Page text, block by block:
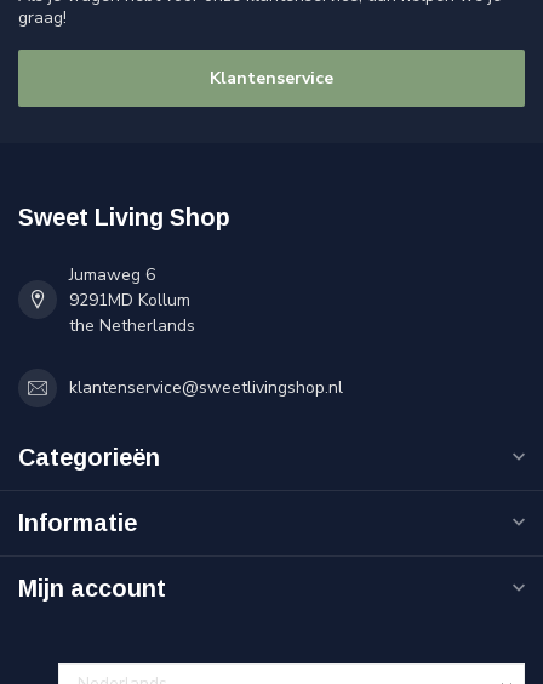
graag!
Klantenservice
Sweet Living Shop
Jumaweg 6
9291MD Kollum
the Netherlands
klantenservice@sweetlivingshop.nl
Categorieën
Informatie
Mijn account